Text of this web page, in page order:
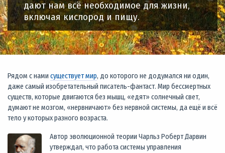
дают нам всё необходимое для жизни,
включая кислород и пищу.
Рядом с нами существует мир, до которого не додумался ни один,
даже самый изобретательный писатель-фантаст. Мир бессмертных
существ, которые двигаются без мышц, «едят» солнечный свет,
думают не мозгом, «нервничают» без нервной системы, да ещё и всё
тело у которых разного возраста.
Автор эволюционной теории Чарльз Роберт Дарвин
утверждал, что работа системы управления